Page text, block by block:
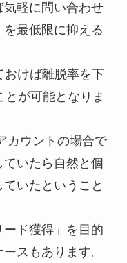
軽に問い合わせ
最低限に抑える
おけば離脱率を下
が可能となりま
カウントの場合で
いたら自然と個
いたということ
ド獲得」を目的
スもあります。